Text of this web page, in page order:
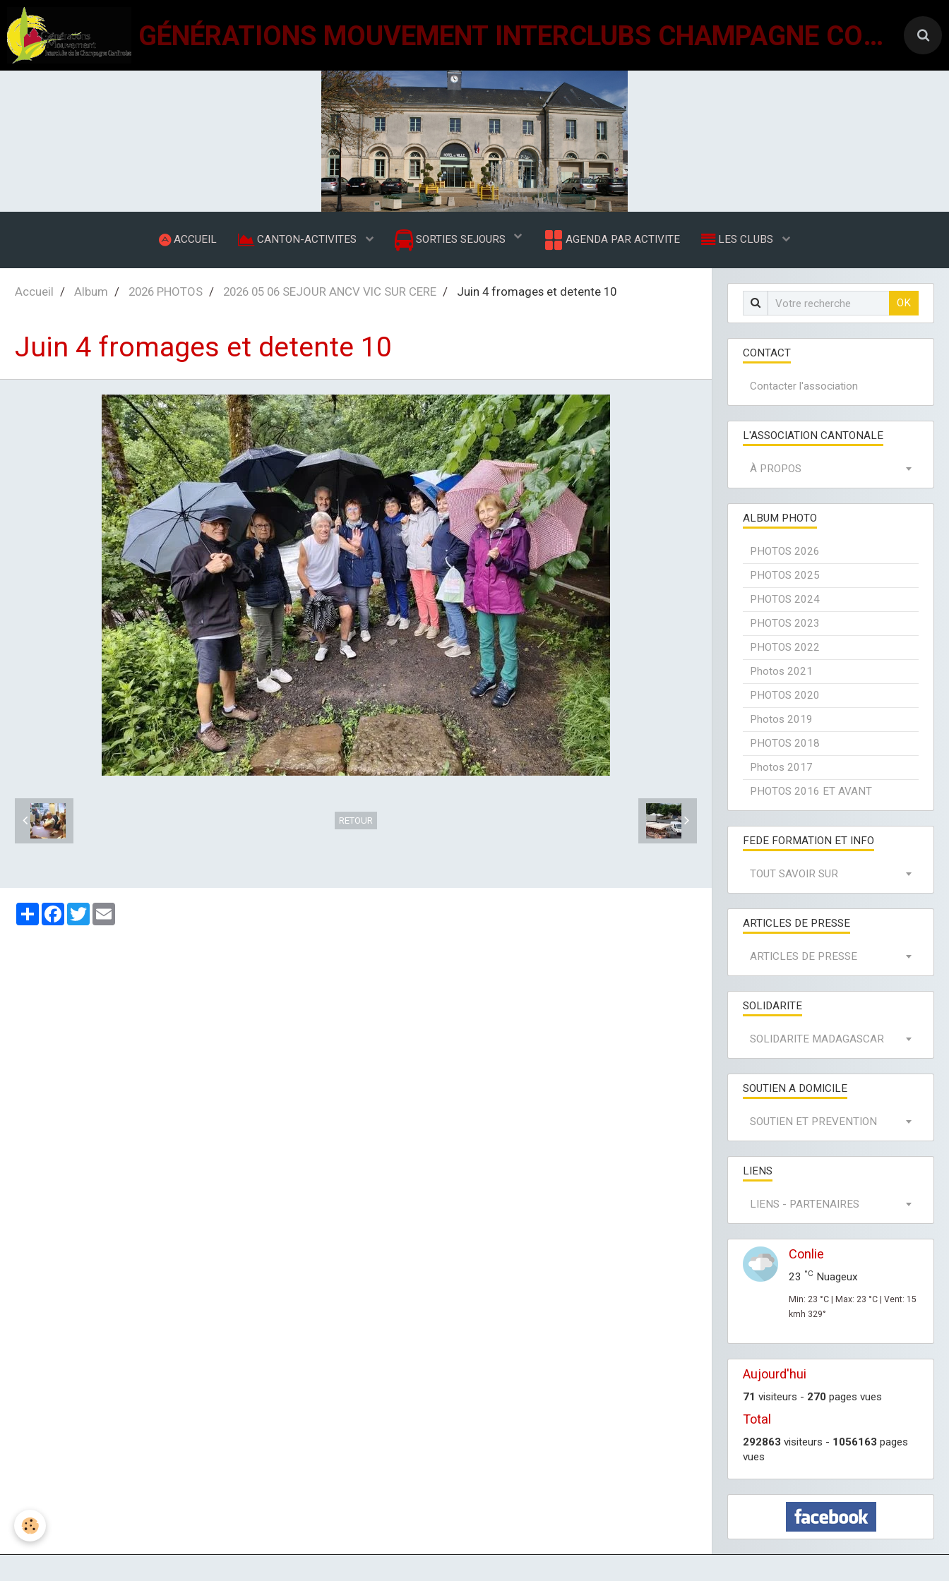
GÉNÉRATIONS MOUVEMENT INTERCLUBS CHAMPAGNE CONLINOISE
ACCUEIL CANTON-ACTIVITES SORTIES SEJOURS AGENDA PAR ACTIVITE LES CLUBS
Accueil Album 2026 PHOTOS 2026 05 06 SEJOUR ANCV VIC SUR CERE Juin 4 fromages et detente 10
Juin 4 fromages et detente 10
RETOUR
PartagerFacebook
Twitter
OK
CONTACT
Contacter l'association
L'ASSOCIATION CANTONALE
À PROPOS
ALBUM PHOTO
PHOTOS 2026
PHOTOS 2025
PHOTOS 2024
PHOTOS 2023
PHOTOS 2022
Photos 2021
PHOTOS 2020
Photos 2019
PHOTOS 2018
Photos 2017
PHOTOS 2016 ET AVANT
FEDE FORMATION ET INFO
TOUT SAVOIR SUR
ARTICLES DE PRESSE
ARTICLES DE PRESSE
SOLIDARITE
SOLIDARITE MADAGASCAR
SOUTIEN A DOMICILE
SOUTIEN ET PREVENTION
LIENS
LIENS - PARTENAIRES
Conlie
23 °C Nuageux
Min: 23 °C | Max: 23 °C | Vent: 15
kmh 329°
Aujourd'hui
71 visiteurs - 270 pages vues
Total
292863 visiteurs - 1056163 pages
vues